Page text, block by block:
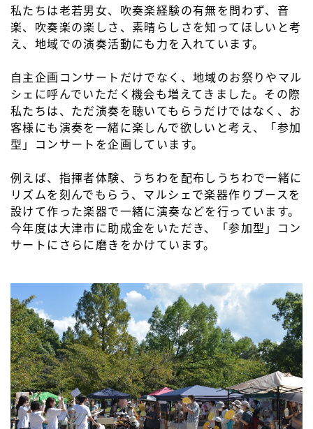
私たちは老若男女、吹奏楽経験の有無を問わず、音
楽、吹奏楽の楽しさ、素晴らしさを知ってほしいと考
え、地域での演奏活動にも力を入れています。
自主企画コンサートだけでなく、地域のお祭りやマル
シェに呼んでいただく機会も増えてきました。その際
私たちは、ただ演奏を聴いてもらうだけではなく、お
客様にも演奏を一緒に楽しんで欲しいと考え、「参加
型」コンサートを企画しています。
例えば、指揮者体験、うちわを配布しうちわで一緒に
リズムを刻んでもらう、マルシェで楽器作りブースを
設けて作った楽器で一緒に演奏などを行っています。
今年度は大津市に助成金をいただき、「参加型」コン
サートにさらに磨きをかけています。